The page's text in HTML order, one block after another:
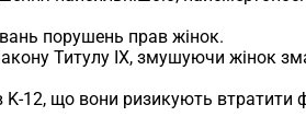
порушень прав жінок.
Титулу IX, змушуючи жінок
K-12, що вони ризикують втратити